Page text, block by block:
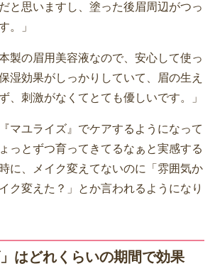
と思いますし、塗った後眉周辺がつっ
。」
製の眉用美容液なので、安心して使っ
湿効果がしっかりしていて、眉の生え
、刺激がなくてとても優しいです。」
マユライズ』でケアするようになって
っとずつ育ってきてるなぁと実感する
に、メイク変えてないのに「雰囲気か
ク変えた？」とか言われるようになり
」はどれくらいの期間で効果